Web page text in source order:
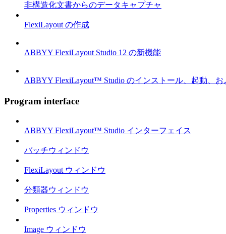
非構造化文書からのデータキャプチャ
FlexiLayout の作成
ABBYY FlexiLayout Studio 12 の新機能
ABBYY FlexiLayout™ Studio のインストール、起動、お
Program interface
ABBYY FlexiLayout™ Studio インターフェイス
バッチウィンドウ
FlexiLayout ウィンドウ
分類器ウィンドウ
Properties ウィンドウ
Image ウィンドウ